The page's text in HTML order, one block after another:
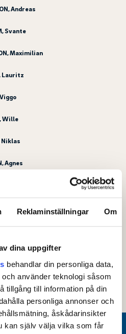
Reklaminställningar Om
dina uppgifter
behandlar din personliga data,
använder teknologi såsom
tillgång till information på din
personliga annonser och
åskådarinsikter
kan själv välja vilka som får
Andreas
Svante
Maximilian
Lauritz
Wille
Niklas
Agnes
Flynn